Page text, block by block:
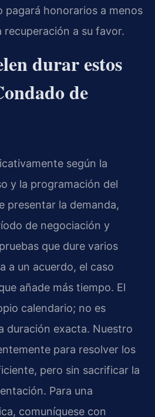
pagará honorarios a menos
recuperación a su favor.
durar estos
de
según la
y la programación del
presentar la demanda,
de negociación y
que dure varios
a un acuerdo, el caso
añade más tiempo. El
calendario; no es
duración exacta. Nuestro
para resolver los
pero sin sacrificar la
Para una
comuníquese con